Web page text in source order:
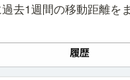
去1週間の移動距離を